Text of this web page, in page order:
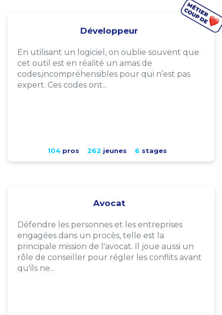
Développeur
En utilisant un logiciel, on oublie souvent que
cet outil est en réalité un amas de
codes,incompréhensibles pour qui n’est pas
expert. Ces codes ont...
104pros 262 jeunes 6 stages
Avocat
Défendre les personnes et les entreprises
engagées dans un procès, telle est la
principale mission de l'avocat. Il joue aussi un
rôle de conseiller pour régler les conflits avant
qu'ils ne...